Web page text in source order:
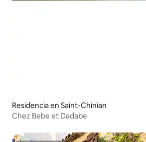
Residencia en Saint-Chinian
Chez Bebe et Dadabe